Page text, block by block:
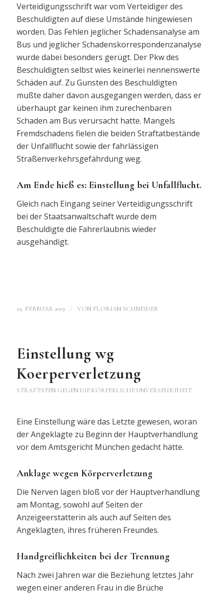
Verteidigungsschrift war vom Verteidiger des
Beschuldigten auf diese Umstände hingewiesen
worden. Das Fehlen jeglicher Schadensanalyse am
Bus und jeglicher Schadenskorrespondenzanalyse
wurde dabei besonders gerügt. Der Pkw des
Beschuldigten selbst wies keinerlei nennenswerte
Schäden auf. Zu Gunsten des Beschuldigten
mußte daher davon ausgegangen werden, dass er
überhaupt gar keinen ihm zurechenbaren
Schaden am Bus verursacht hatte. Mangels
Fremdschadens fielen die beiden Straftatbestände
der Unfallflucht sowie der fahrlässigen
Straßenverkehrsgefährdung weg.
Am Ende hieß es: Einstellung bei Unfallflucht.
Gleich nach Eingang seiner Verteidigungsschrift
bei der Staatsanwaltschaft wurde dem
Beschuldigte die Fahrerlaubnis wieder
ausgehändigt.
19. FEBRUAR 2019 / VON FLORIAN SCHNEIDER
Einstellung wg
Koerperverletzung
STRAFTATEN GEGEN DIE KÖRPERLICHE UNVERSEHRTHEIT
Eine Einstellung wäre das Letzte gewesen, woran
der Angeklagte zu Beginn der Hauptverhandlung
vor dem Amtsgericht München gedacht hätte.
Anklage wegen Körperverletzung
Die Nerven lagen bloß vor der Hauptverhandlung
am Montag, sowohl auf Seiten der
Anzeigeerstatterin als auch auf Seiten des
Angeklagten, ihres früheren Freundes.
Handgreiflichkeiten bei der Trennung
Nach zwei Jahren war die Beziehung letztes Jahr
wegen einer anderen Frau in die Brüche